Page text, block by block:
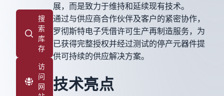
搜
索
库
存
访
问
网
展，而是致力于维持和延续现有技术。
通过与供应商合作伙伴及客户的紧密协作，
罗彻斯特电子凭借许可生产再制造服务，为
已获得完整授权并经过测试的停产元器件提
供可持续的供应解决方案。
技术亮点